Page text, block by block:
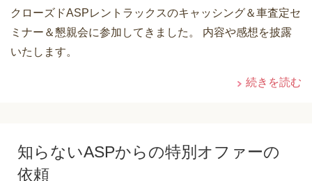
クローズドASPレントラックスのキャッシング＆車査定セ
ミナー＆懇親会に参加してきました。 内容や感想を披露
いたします。
続きを読む
知らないASPからの特別オファーの
依頼